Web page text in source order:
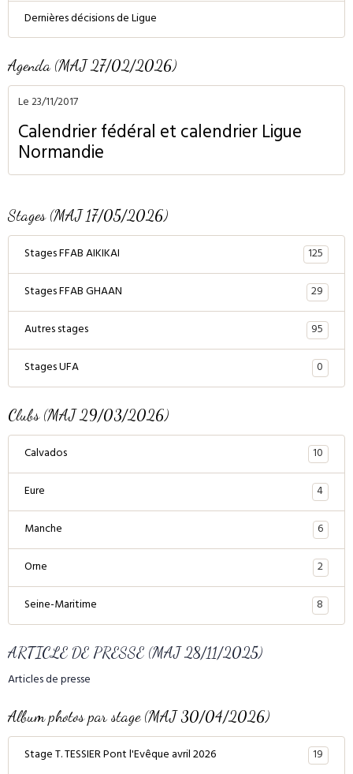
Dernières décisions de Ligue
Agenda (MAJ 27/02/2026)
Le 23/11/2017
Calendrier fédéral et calendrier Ligue
Normandie
Stages (MAJ 17/05/2026)
Stages FFAB AIKIKAI
125
Stages FFAB GHAAN
29
Autres stages
95
Stages UFA
0
Clubs (MAJ 29/03/2026)
Calvados
10
Eure
4
Manche
6
Orne
2
Seine-Maritime
8
ARTICLE DE PRESSE (MAJ 28/11/2025)
Articles de presse
Album photos par stage (MAJ 30/04/2026)
Stage T. TESSIER Pont l'Evêque avril 2026 19